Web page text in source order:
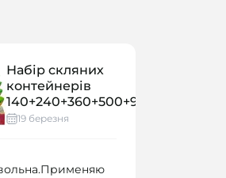
Набір скляних
контейнерів
140+240+360+500+900мл
19 березня